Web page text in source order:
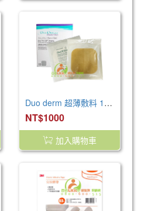
Duo derm 超薄敷料 10x10cm (10入/盒)
NT$1000
加入購物車